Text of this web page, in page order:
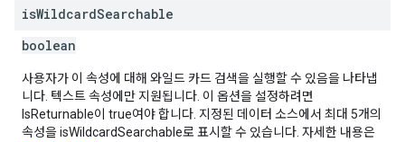
isWildcardSearchable
boolean
사용자가 이 속성에 대해 와일드 카드 검색을 실행할 수 있음을 나타냅
니다. 텍스트 속성에만 지원됩니다. 이 옵션을 설정하려면
IsReturnable이 true여야 합니다. 지정된 데이터 소스에서 최대 5개의
속성을 isWildcardSearchable로 표시할 수 있습니다. 자세한 내용은